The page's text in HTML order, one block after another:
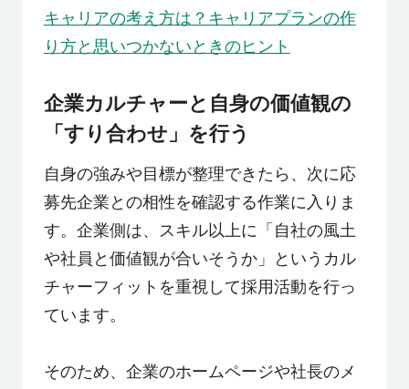
キャリアの考え方は？キャリアプランの作
り方と思いつかないときのヒント
企業カルチャーと自身の価値観の
「すり合わせ」を行う
自身の強みや目標が整理できたら、次に応
募先企業との相性を確認する作業に入りま
す。企業側は、スキル以上に「自社の風土
や社員と価値観が合いそうか」というカル
チャーフィットを重視して採用活動を行っ
ています。
そのため、企業のホームページや社長のメ